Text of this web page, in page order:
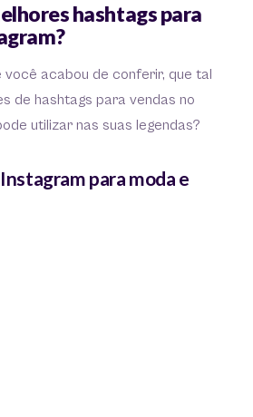
hashtags para
você acabou de conferir, que tal
de hashtags para vendas no
utilizar nas suas legendas?
para moda e